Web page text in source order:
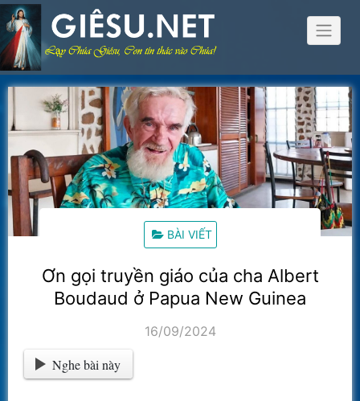
Skip
to
content
BÀI VIẾT
Ơn gọi truyền giáo của cha Albert
Boudaud ở Papua New Guinea
16/09/2024
Nghe bài này